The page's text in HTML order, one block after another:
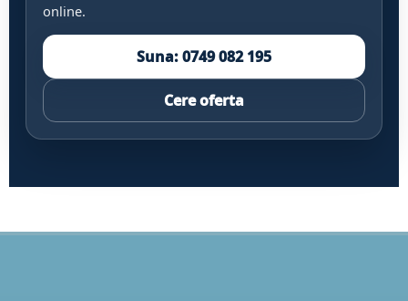
online.
Suna: 0749 082 195
Cere oferta